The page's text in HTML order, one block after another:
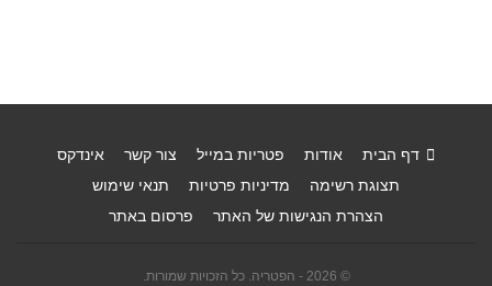
דף הבית אודות פטריות במייל צור קשר
אינדקס
תצוגת רשימה
מדיניות פרטיות
תנאי שימוש
הצהרת הנגישות של האתר
פרסום באתר
© 2026 - הפטריה. כל הזכויות שמורות.